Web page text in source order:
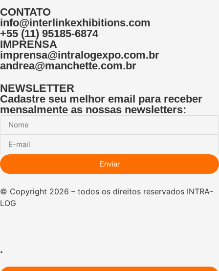
CONTATO
info@interlinkexhibitions.com
+55 (11) 95185-6874
IMPRENSA
imprensa@intralogexpo.com.br
andrea@manchette.com.br
NEWSLETTER
Cadastre seu melhor email para receber
mensalmente as nossas newsletters:
Enviar
© Copyright 2026 – todos os direitos reservados INTRA-
LOG
.